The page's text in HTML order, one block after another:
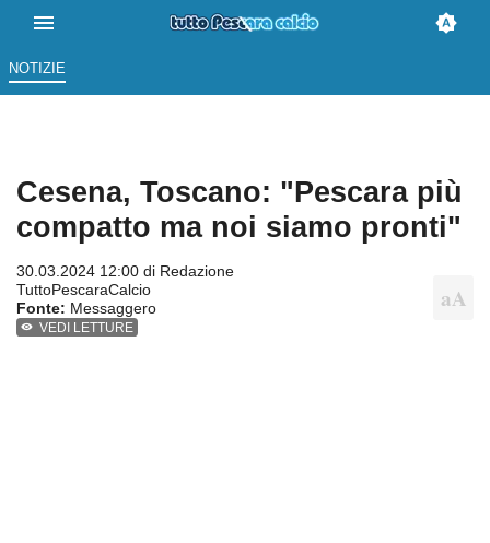
NOTIZIE
Cesena, Toscano: "Pescara più
compatto ma noi siamo pronti"
30.03.2024 12:00 di Redazione
TuttoPescaraCalcio
Fonte: Messaggero
VEDI LETTURE